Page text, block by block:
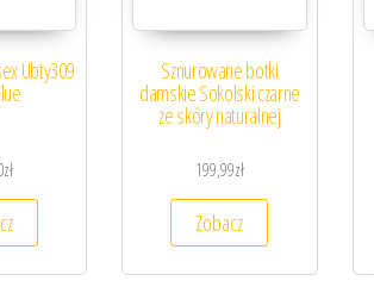
Ubty309
zł
Sznurowane botki
damskie Sokolski czarne
ze skóry naturalnej
199,99zł
Zobacz